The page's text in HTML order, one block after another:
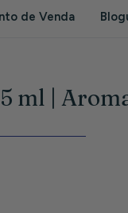
de Venda
ml |